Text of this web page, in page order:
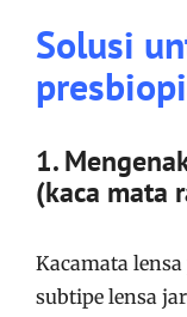
Solusi
1.
(kaca mata
Kacamata
subtipe lensa